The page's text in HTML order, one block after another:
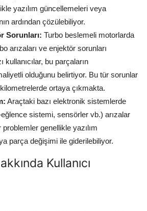
yazılım güncellemeleri veya
ardından çözülebiliyor.
Sorunları: Turbo beslemeli motorlarda
arızaları ve enjektör sorunları
kullanıcılar, bu parçaların
olduğunu belirtiyor. Bu tür sorunlar
ortaya çıkmakta.
Araçtaki bazı elektronik sistemlerde
sistemi, sensörler vb.) arızalar
genellikle yazılım
parça değişimi ile giderilebiliyor.
Kullanıcı